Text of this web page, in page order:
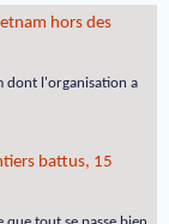
hors des
dont l'organisation a
battus, 15